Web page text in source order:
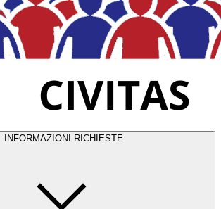
INFORMAZIONI RICHIESTE